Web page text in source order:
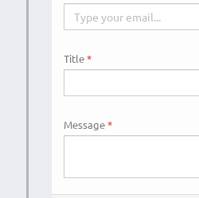
Title
Message